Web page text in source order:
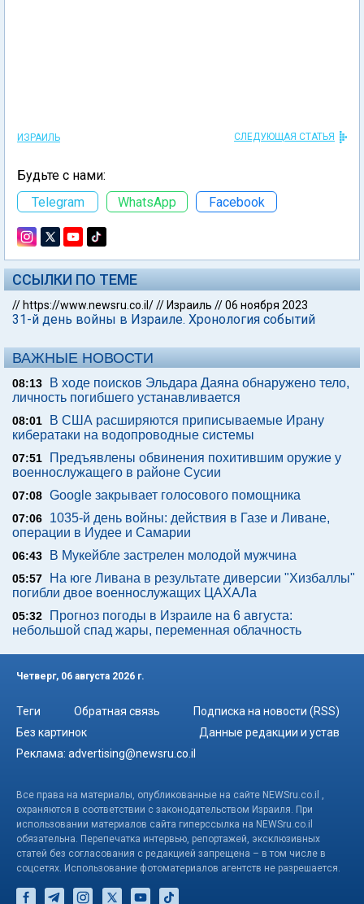
ИЗРАИЛЬ СЛЕДУЮЩАЯ СТАТЬЯ
Будьте с нами:
Telegram
WhatsApp Facebook
ССЫЛКИ ПО ТЕМЕ
// https://www.newsru.co.il/// Израиль //06 ноября 2023
31-й день войны в Израиле. Хронология событий
ВАЖНЫЕ НОВОСТИ
08:13
В ходе поисков Эльдара Даяна обнаружено тело,
личность погибшего устанавливается
08:01
В США расширяются приписываемые Ирану
кибератаки на водопроводные системы
07:51
Предъявлены обвинения похитившим оружие у
военнослужащего в районе Сусии
07:08 Google закрывает голосового помощника
07:06
1035-й день войны: действия в Газе и Ливане,
операции в Иудее и Самарии
06:43 В Мукейбле застрелен молодой мужчина
05:57
На юге Ливана в результате диверсии "Хизбаллы"
погибли двое военнослужащих ЦАХАЛа
05:32
Прогноз погоды в Израиле на 6 августа:
небольшой спад жары, переменная облачность
Четверг, 06 августа 2026 г.
Теги Обратная связь
Подписка на новости (RSS)
Без картинок
Данные редакции и устав
Реклама: advertising@newsru.co.il
Все права на материалы, опубликованные на сайте NEWSru.co.il ,
охраняются в соответствии с законодательством Израиля. При
использовании материалов сайта гиперссылка на NEWSru.co.il
обязательна. Перепечатка интервью, репортажей, эксклюзивных
статей без согласования с редакцией запрещена – в том числе в
соцсетях. Использование фотоматериалов агентств не разрешается.